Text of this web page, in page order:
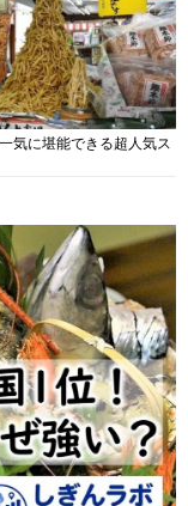
気に堪能できる超人気ス